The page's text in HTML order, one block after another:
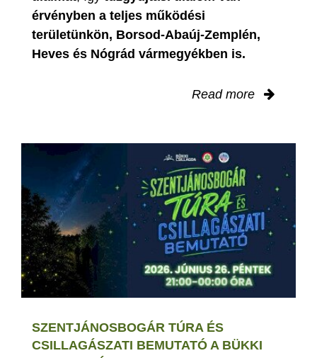
érvényben a teljes működési
területünkön, Borsod-Abaúj-Zemplén,
Heves és Nógrád vármegyékben is.
Read more
SZENTJÁNOSBOGÁR TÚRA ÉS
CSILLAGÁSZATI BEMUTATÓ A BÜKKI